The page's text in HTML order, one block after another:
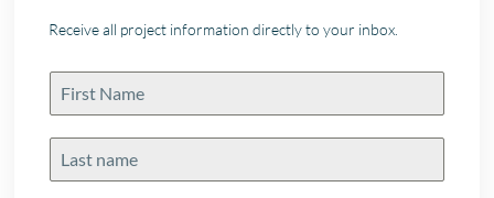
Receive all project information directly to your inbox.